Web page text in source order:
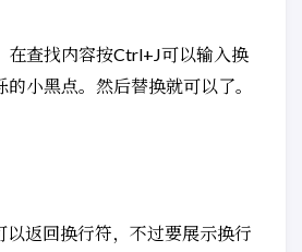
在查找内容按Ctrl+J可以输入换
小黑点。然后替换就可以了。
以返回换行符，不过要展示换行